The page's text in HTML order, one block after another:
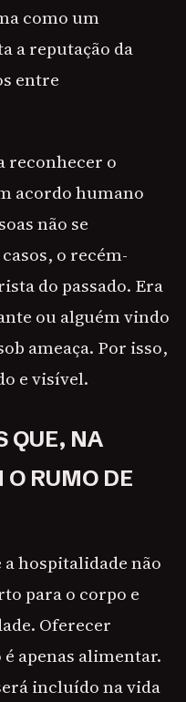
como um
a reputação da
entre
reconhecer o
acordo humano
não se
o recém-
do passado. Era
ou alguém vindo
ameaça. Por isso,
e visível.
QUE, NA
RUMO DE
hospitalidade não
para o corpo e
Oferecer
apenas alimentar.
incluído na vida